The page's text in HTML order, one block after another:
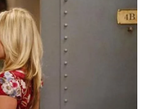
ने निक्स के लिए 30-30
की।
के स्कोररों में से
थे।